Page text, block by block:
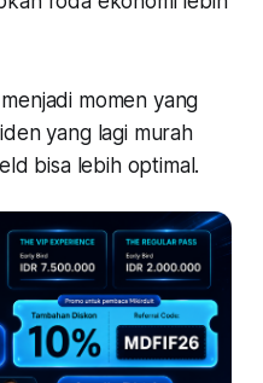
momen yang
yang lagi murah
bisa lebih optimal.